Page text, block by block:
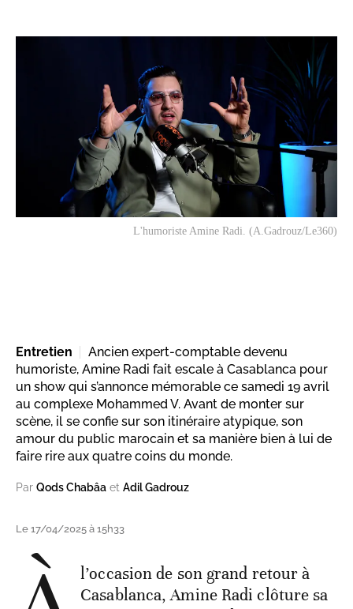
L'humoriste Amine Radi. (A.Gadrouz/Le360)
Entretien
Ancien expert-comptable devenu
humoriste, Amine Radi fait escale à Casablanca pour
un show qui s’annonce mémorable ce samedi 19 avril
au complexe Mohammed V. Avant de monter sur
scène, il se confie sur son itinéraire atypique, son
amour du public marocain et sa manière bien à lui de
faire rire aux quatre coins du monde.
Par Qods Chabâa et Adil Gadrouz
Le 17/04/2025 à 15h33
l’occasion de son grand retour à
Casablanca, Amine Radi clôture sa